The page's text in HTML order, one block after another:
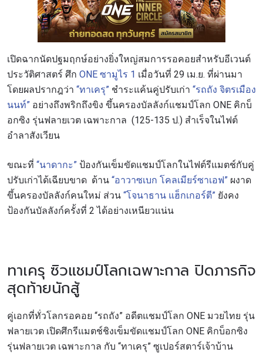
เปิดฉากนัดปฐมฤกษ์อย่างยิ่งใหญ่สมการรอคอยสำหรับอีเวนต์
ประวัติศาสตร์ ศึก ONE ซามูไร 1 เมื่อวันที่ 29 เม.ย. ที่ผ่านมา
โดยผลปรากฎว่า “ทาเครุ” ชำระแค้นคู่ปรับเก่า “รถถัง จิตรเมือง
นนท์” อย่างถึงพริกถึงขิง ขึ้นครองบัลลังก์แชมป์โลก ONE คิกบ็
อกซิง รุ่นฟลายเวต เฉพาะกาล (125-135 ป.) สำเร็จในไฟต์
อำลาสังเวียน
ขณะที่ “นาดากะ” ป้องกันเข็มขัดแชมป์โลกในไฟต์รีแมตช์กับคู่
ปรับเก่าได้เฉียบขาด ด้าน “อาวาซเบก โคลเมียร์ซาเอฟ” ผงาด
ขึ้นครองบัลลังก์คนใหม่ ส่วน “โจนาธาน แฮ็กเกอร์ตี” ยังคง
ป้องกันบัลลังก์ครั้งที่ 2 ได้อย่างเหนียวแน่น
ทาเครุ ซิวแชมป์โลกเฉพาะกาล ปิดภารกิจ
สุดท้ายนักสู้
คู่เอกที่ทั่วโลกรอคอย “รถถัง” อดีตแชมป์โลก ONE มวยไทย รุ่น
ฟลายเวต เปิดศึกรีแมตช์ชิงเข็มขัดแชมป์โลก ONE คิกบ็อกซิง
รุ่นฟลายเวต เฉพาะกาล กับ “ทาเครุ” ซูเปอร์สตาร์เจ้าบ้าน